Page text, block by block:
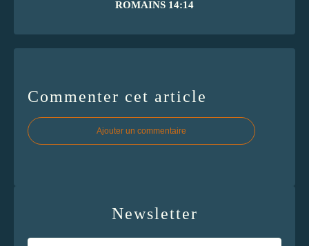
ROMAINS 14:14
Commenter cet article
Ajouter un commentaire
Newsletter